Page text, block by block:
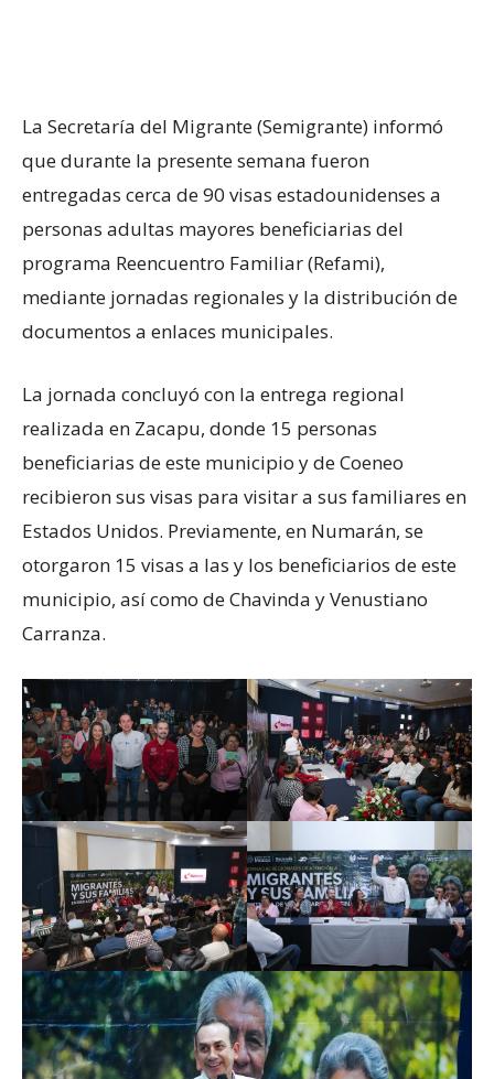
La Secretaría del Migrante (Semigrante) informó
que durante la presente semana fueron
entregadas cerca de 90 visas estadounidenses a
personas adultas mayores beneficiarias del
programa Reencuentro Familiar (Refami),
mediante jornadas regionales y la distribución de
documentos a enlaces municipales.
La jornada concluyó con la entrega regional
realizada en Zacapu, donde 15 personas
beneficiarias de este municipio y de Coeneo
recibieron sus visas para visitar a sus familiares en
Estados Unidos. Previamente, en Numarán, se
otorgaron 15 visas a las y los beneficiarios de este
municipio, así como de Chavinda y Venustiano
Carranza.